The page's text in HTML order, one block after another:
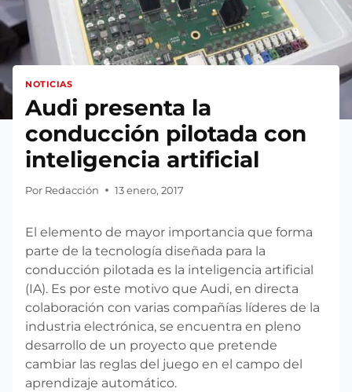
NOTICIAS
Audi presenta la
conducción pilotada con
inteligencia artificial
Por Redacción 13 enero, 2017
El elemento de mayor importancia que forma
parte de la tecnología diseñada para la
conducción pilotada es la inteligencia artificial
(IA). Es por este motivo que Audi, en directa
colaboración con varias compañías líderes de la
industria electrónica, se encuentra en pleno
desarrollo de un proyecto que pretende
cambiar las reglas del juego en el campo del
aprendizaje automático.